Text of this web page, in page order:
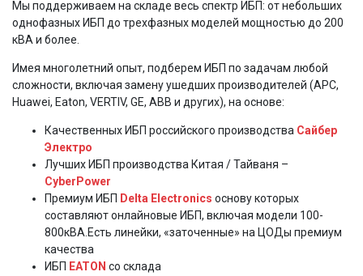
Мы поддерживаем на складе весь спектр ИБП: от небольших
однофазных ИБП до трехфазных моделей мощностью до 200
кВА и более.
Имея многолетний опыт, подберем ИБП по задачам любой
сложности, включая замену ушедших производителей (АРС,
Huawei, Eaton, VERTIV, GE, ABB и других), на основе:
Качественных ИБП российского производства Сайбер
Электро
Лучших ИБП производства Китая / Тайваня –
CyberPower
Премиум ИБП Delta Electronics основу которых
составляют онлайновые ИБП, включая модели 100-
800кВА.Есть линейки, «заточенные» на ЦОДы премиум
качества
ИБП EATON со склада